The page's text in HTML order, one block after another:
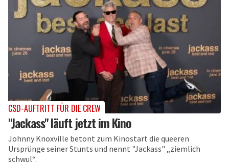
CSD-AUFTRITT FÜR DIE CREW
"Jackass" läuft jetzt im Kino
Johnny Knoxville betont zum Kinostart die queeren
Ursprünge seiner Stunts und nennt "Jackass" „ziemlich
schwul“.